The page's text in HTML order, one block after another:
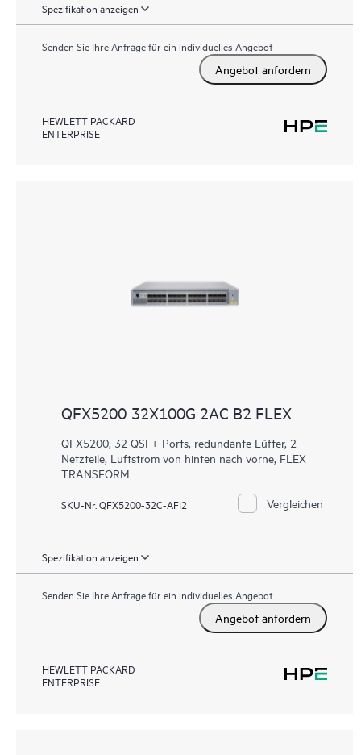
Spezifikation anzeigen
Senden Sie Ihre Anfrage für ein individuelles Angebot
Angebot anfordern
HEWLETT PACKARD
ENTERPRISE
QFX5200 32X100G 2AC B2 FLEX
QFX5200, 32 QSF+-Ports, redundante Lüfter, 2
Netzteile, Luftstrom von hinten nach vorne, FLEX
TRANSFORM
SKU-Nr. QFX5200-32C-AFI2 Vergleichen
Spezifikation anzeigen
Senden Sie Ihre Anfrage für ein individuelles Angebot
Angebot anfordern
HEWLETT PACKARD
ENTERPRISE